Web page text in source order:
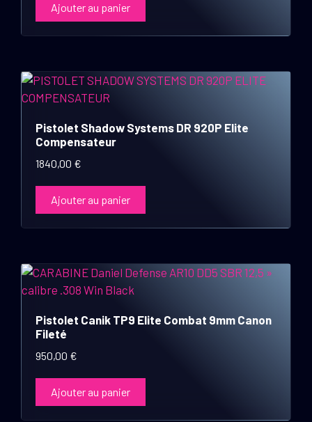
Ajouter au panier
Pistolet Shadow Systems DR 920P Elite
Compensateur
1840,00 €
Ajouter au panier
Pistolet Canik TP9 Elite Combat 9mm Canon
Fileté
950,00 €
Ajouter au panier